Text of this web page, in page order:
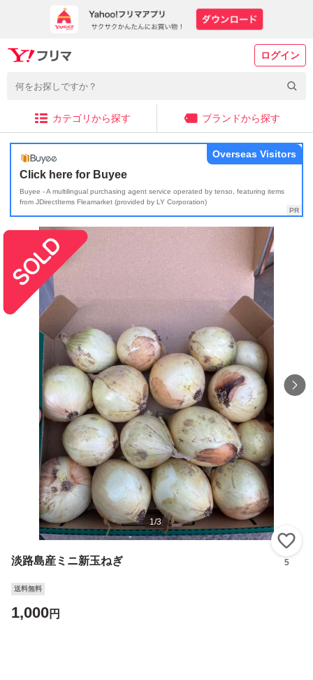
ログイン
カテゴリから探す ブランドから探す
Click here for Buyee
Buyee - A multilingual purchasing agent service operated by tenso, featuring items
from JDirectItems Fleamarket (provided by LY Corporation)
Overseas Visitors
1/3
淡路島産ミニ新玉ねぎ 5
送料無料
1,000円